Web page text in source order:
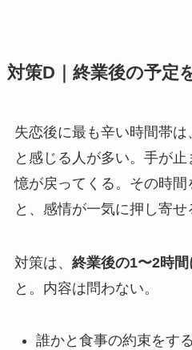
対策D｜終業後の予定
失恋後に最も辛い時間帯
と感じる人が多い。手が
憶が戻ってくる。その時間
と、感情が一気に押し寄せ
対策は、 終業後の1〜2時
と。内容は問わない。
誰かと食事の約束をする